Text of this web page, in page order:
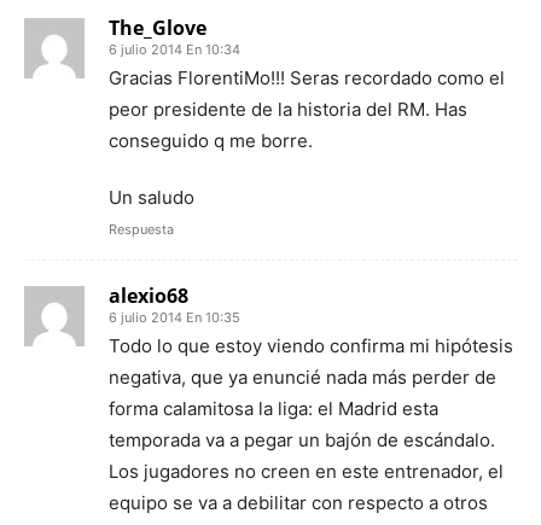
The_Glove
6 julio 2014 En 10:34
Gracias FlorentiMo!!! Seras recordado como el
peor presidente de la historia del RM. Has
conseguido q me borre.
Un saludo
Respuesta
alexio68
6 julio 2014 En 10:35
Todo lo que estoy viendo confirma mi hipótesis
negativa, que ya enuncié nada más perder de
forma calamitosa la liga: el Madrid esta
temporada va a pegar un bajón de escándalo.
Los jugadores no creen en este entrenador, el
equipo se va a debilitar con respecto a otros